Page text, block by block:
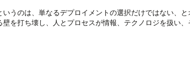
うのは、単なるデプロイメントの選択だけではない、と
を打ち壊し、人とプロセスが情報、テクノロジを扱い